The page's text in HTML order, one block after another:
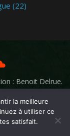
(22)
: Benoit Delrue.
la meilleure
à utiliser ce
satisfait.